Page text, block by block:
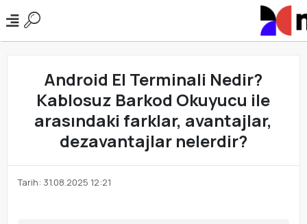
Android El Terminali Nedir?
Kablosuz Barkod Okuyucu ile
arasındaki farklar, avantajlar,
dezavantajlar nelerdir?
Tarih: 31.08.2025 12:21